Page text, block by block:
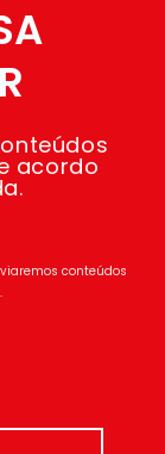
acordo
conteúdos